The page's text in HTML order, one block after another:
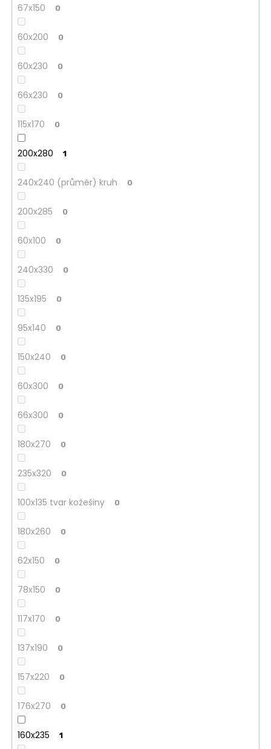
67x150 0
60x200 0
60x230 0
66x230 0
115x170 0
200x280 1
240x240 (průměr) kruh 0
200x285 0
60x100 0
240x330 0
135x195 0
95x140 0
150x240 0
60x300 0
66x300 0
180x270 0
235x320 0
100x135 tvar kožešiny 0
180x260 0
62x150 0
78x150 0
117x170 0
137x190 0
157x220 0
176x270 0
160x235 1